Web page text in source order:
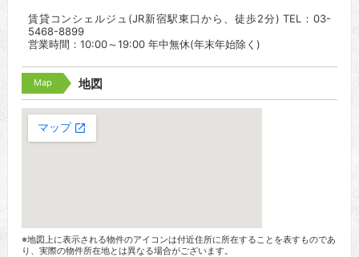
賃貸コンシェルジュ(JR新宿駅東口から、徒歩2分) TEL：03-
5468-8899
営業時間：10:00～19:00 年中無休(年末年始除く)
Map 地図
※地図上に表示される物件のアイコンは付近住所に所在することを表すものであ
り、実際の物件所在地とは異なる場合がございます。